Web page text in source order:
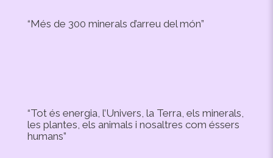
“Més de 300 minerals d’arreu del món”
“Tot és energia, l’Univers, la Terra, els minerals,
les plantes, els animals i nosaltres com éssers
humans”